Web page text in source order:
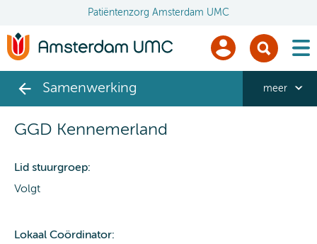
Patiëntenzorg Amsterdam UMC
Samenwerking
GGD Kennemerland
meer
Lid stuurgroep:
Volgt
Lokaal Coördinator: